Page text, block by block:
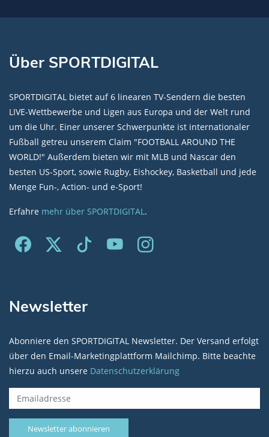
Über SPORTDIGITAL
SPORTDIGITAL bietet auf 6 linearen TV-Sendern die besten
LIVE-Wettbewerbe und Ligen aus Europa und der Welt rund
um die Uhr. Einer unserer Schwerpunkte ist internationaler
Fußball getreu unserem Claim "FOOTBALL AROUND THE
WORLD!" Außerdem bieten wir mit MLB und Nascar den
besten US-Sport, sowie Rugby, Eishockey, Basketball und jede
Menge Fun-, Action- und e-Sport!
Erfahre mehr über SPORTDIGITAL.
Newsletter
Abonniere den SPORTDIGITAL Newsletter. Der Versand erfolgt
über den Email-Marketingplattform Mailchimp. Bitte beachte
hierzu auch unsere Datenschutzerklärung